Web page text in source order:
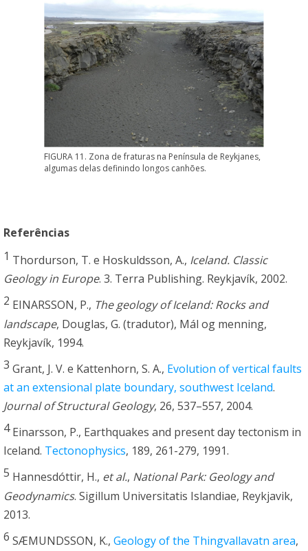
FIGURA 11. Zona de fraturas na Península de Reykjanes,
algumas delas definindo longos canhões.
Referências
1 Thordurson, T. e Hoskuldsson, A., Iceland. Classic
Geology in Europe. 3. Terra Publishing. Reykjavík, 2002.
2 EINARSSON, P., The geology of Iceland: Rocks and
landscape, Douglas, G. (tradutor), Mál og menning,
Reykjavík, 1994.
3 Grant, J. V. e Kattenhorn, S. A., Evolution of vertical faults
at an extensional plate boundary, southwest Iceland.
Journal of Structural Geology, 26, 537–557, 2004.
4Einarsson, P., Earthquakes and present day tectonism in
Iceland. Tectonophysics, 189, 261-279, 1991.
5 Hannesdóttir, H., et al., National Park: Geology and
Geodynamics. Sigillum Universitatis Islandiae, Reykjavik,
2013.
6 SÆMUNDSSON, K., Geology of the Thingvallavatn area,